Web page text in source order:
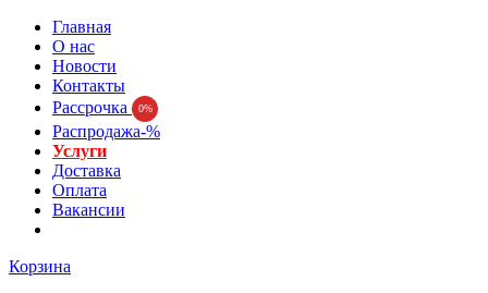
Главная
О нас
Новости
Контакты
Рассрочка
0%
Распродажа-%
Услуги
Доставка
Оплата
Вакансии
Корзина